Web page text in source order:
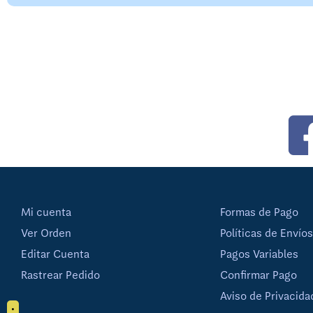
Mi cuenta
Ver Orden
Editar Cuenta
Rastrear Pedido
•
Formas de Pago
Políticas de Envíos
Pagos Variables
Confirmar Pago
Aviso de